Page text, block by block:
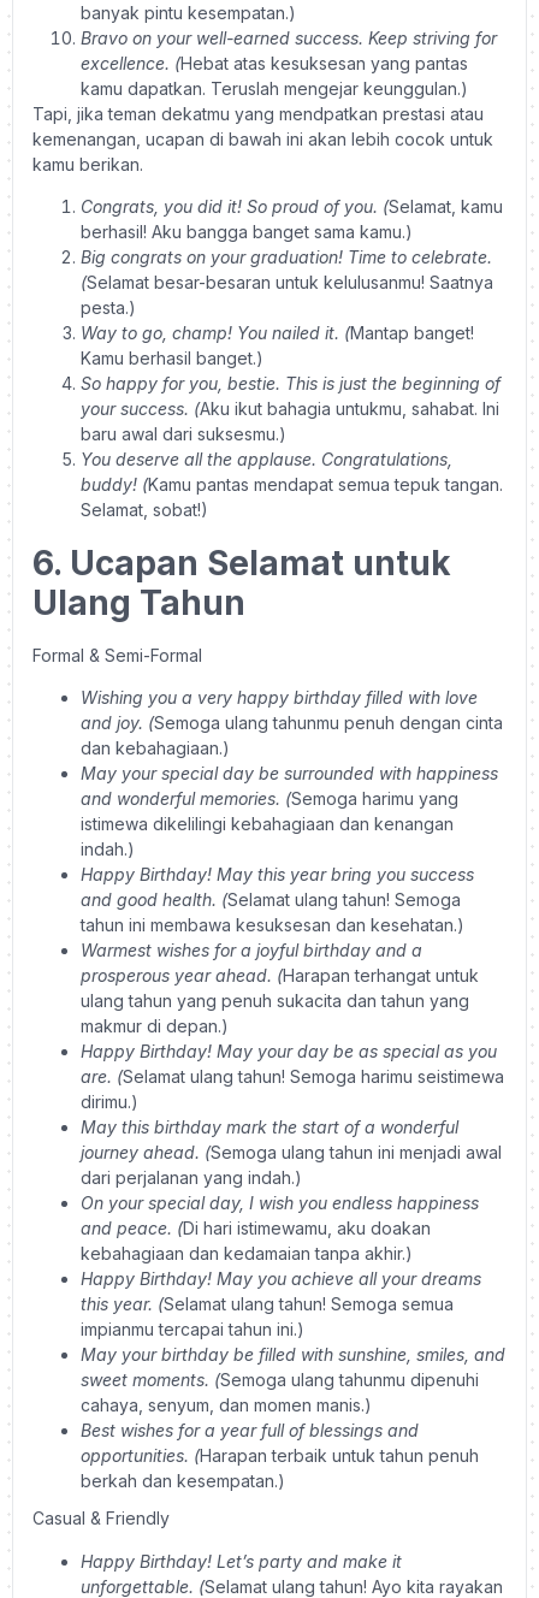
banyak pintu kesempatan.)
Bravo on your well-earned success. Keep striving for
excellence. (Hebat atas kesuksesan yang pantas
kamu dapatkan. Teruslah mengejar keunggulan.)
Tapi, jika teman dekatmu yang mendpatkan prestasi atau
kemenangan, ucapan di bawah ini akan lebih cocok untuk
kamu berikan.
Congrats, you did it! So proud of you. (Selamat, kamu
berhasil! Aku bangga banget sama kamu.)
Big congrats on your graduation! Time to celebrate.
(Selamat besar-besaran untuk kelulusanmu! Saatnya
pesta.)
Way to go, champ! You nailed it. (Mantap banget!
Kamu berhasil banget.)
So happy for you, bestie. This is just the beginning of
your success. (Aku ikut bahagia untukmu, sahabat. Ini
baru awal dari suksesmu.)
You deserve all the applause. Congratulations,
buddy! (Kamu pantas mendapat semua tepuk tangan.
Selamat, sobat!)
6. Ucapan Selamat untuk
Ulang Tahun
Formal & Semi-Formal
Wishing you a very happy birthday filled with love
and joy. (Semoga ulang tahunmu penuh dengan cinta
dan kebahagiaan.)
May your special day be surrounded with happiness
and wonderful memories. (Semoga harimu yang
istimewa dikelilingi kebahagiaan dan kenangan
indah.)
Happy Birthday! May this year bring you success
and good health. (Selamat ulang tahun! Semoga
tahun ini membawa kesuksesan dan kesehatan.)
Warmest wishes for a joyful birthday and a
prosperous year ahead. (Harapan terhangat untuk
ulang tahun yang penuh sukacita dan tahun yang
makmur di depan.)
Happy Birthday! May your day be as special as you
are. (Selamat ulang tahun! Semoga harimu seistimewa
dirimu.)
May this birthday mark the start of a wonderful
journey ahead. (Semoga ulang tahun ini menjadi awal
dari perjalanan yang indah.)
On your special day, I wish you endless happiness
and peace. (Di hari istimewamu, aku doakan
kebahagiaan dan kedamaian tanpa akhir.)
Happy Birthday! May you achieve all your dreams
this year. (Selamat ulang tahun! Semoga semua
impianmu tercapai tahun ini.)
May your birthday be filled with sunshine, smiles, and
sweet moments. (Semoga ulang tahunmu dipenuhi
cahaya, senyum, dan momen manis.)
Best wishes for a year full of blessings and
opportunities. (Harapan terbaik untuk tahun penuh
berkah dan kesempatan.)
Casual & Friendly
Happy Birthday! Let’s party and make it
unforgettable. (Selamat ulang tahun! Ayo kita rayakan